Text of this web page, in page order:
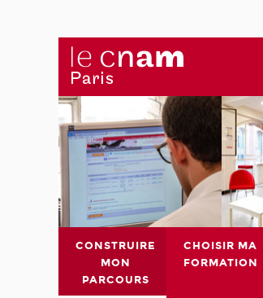
CONSTRUIRE
MON
PARCOURS
CHOISIR MA
FORMATION